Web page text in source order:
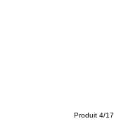
Produit 4/17